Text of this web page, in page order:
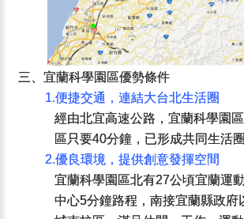
三、宜蘭科學園區優勢條件
1.便捷交通，連結大台北生活圈
經由北宜高速公路，宜蘭科學園
區只要40分鐘，已形成共同生活圈
2.優良環境，提供創意發揮空間
宜蘭科學園區北有27公頃宜蘭運
中心5分鐘路程，南接宜蘭縣政府